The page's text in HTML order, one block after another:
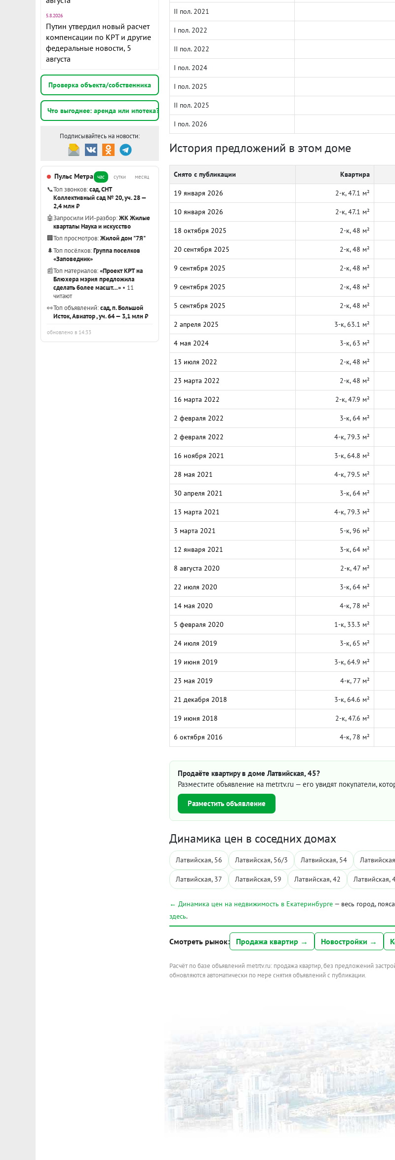
5.8.2026
Путин утвердил новый расчет
компенсации по КРТ и другие
федеральные новости, 5
августа
Проверка объекта/собственника
Что выгоднее: аренда или ипотека?
Подписывайтесь на новости:
Пульс Метра час сутки месяц
📞Топ звонков:сад, СНТ
Коллективный сад № 20, уч. 28 —
2,4 млн ₽
🤖Запросили ИИ-разбор:ЖК Жилые
кварталы Наука и искусство
🏢Топ просмотров:Жилой дом "7Я"
🌲Топ посёлков:Группа поселков
«Заповедник»
📰Топ материалов:«Проект КРТ на
Блюхера мэрия предложила
сделать более масшт…» • 11
читают
👀Топ объявлений:сад, п. Большой
Исток, Авиатор , уч. 64 — 3,1 млн ₽
обновлено в 14:33
II пол. 2021
I пол. 2022
II пол. 2022
I пол. 2024
I пол. 2025
II пол. 2025
I пол. 2026
История предложений в этом доме
Снято с публикации Квартира
19 января 2026 2-к, 47.1 м²
10 января 2026 2-к, 47.1 м²
18 октября 2025 2-к, 48 м²
20 сентября 2025 2-к, 48 м²
9 сентября 2025 2-к, 48 м²
9 сентября 2025 2-к, 48 м²
5 сентября 2025 2-к, 48 м²
2 апреля 2025 3-к, 63.1 м²
4 мая 2024 3-к, 63 м²
13 июля 2022 2-к, 48 м²
23 марта 2022 2-к, 48 м²
16 марта 2022 2-к, 47.9 м²
2 февраля 2022 3-к, 64 м²
2 февраля 2022 4-к, 79.3 м²
16 ноября 2021 3-к, 64.8 м²
28 мая 2021 4-к, 79.5 м²
30 апреля 2021 3-к, 64 м²
13 марта 2021 4-к, 79.3 м²
3 марта 2021 5-к, 96 м²
12 января 2021 3-к, 64 м²
8 августа 2020 2-к, 47 м²
22 июля 2020 3-к, 64 м²
14 мая 2020 4-к, 78 м²
5 февраля 2020 1-к, 33.3 м²
24 июля 2019 3-к, 65 м²
19 июня 2019 3-к, 64.9 м²
23 мая 2019 4-к, 77 м²
21 декабря 2018 3-к, 64.6 м²
19 июня 2018 2-к, 47.6 м²
6 октября 2016 4-к, 78 м²
Продаёте квартиру в доме Латвийская, 45?
Разместите объявление на metrtv.ru — его увидят покупатели,
Разместить объявление
Динамика цен в соседних домах
Латвийская, 56 Латвийская, 56/3 Латвийская, 54
Латвийская, 37 Латвийская, 59 Латвийская, 42 Латвийская,
← Динамика цен на недвижимость в Екатеринбурге — весь город,
здесь.
Смотреть рынок: Продажа квартир → Новостройки →
Расчёт по базе объявлений metrtv.ru: продажа квартир, без предложений
обновляются автоматически по мере снятия объявлений с публикации.